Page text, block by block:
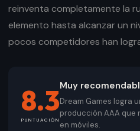
reinventa completamente la
elemento hasta alcanzar un
pocos competidores han
8.3
PUNTUACIÓN
Muy
Dream Games logra
producción AAA que
en móviles.